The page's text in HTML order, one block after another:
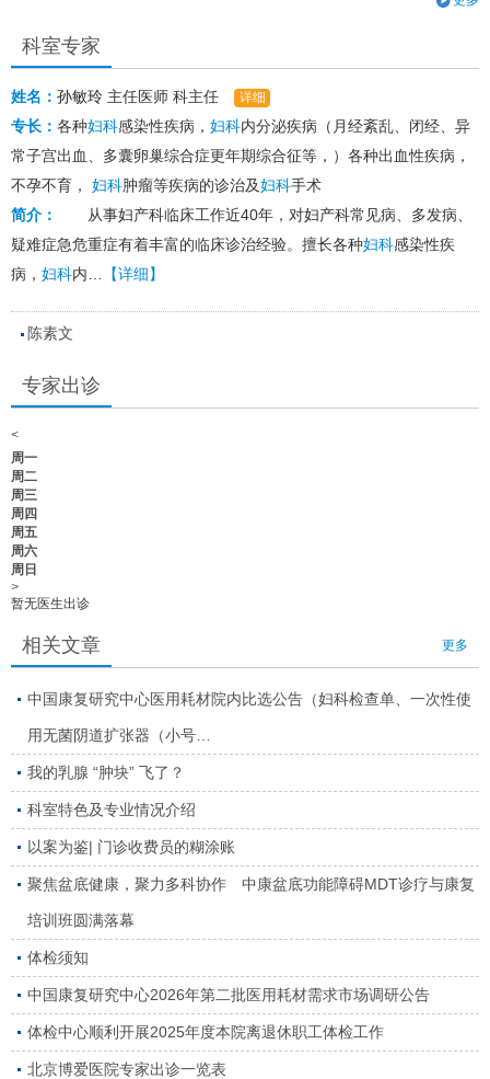
科室专家
姓名： 孙敏玲 主任医师 科主任 详细
专长： 各种妇科感染性疾病， 妇科内分泌疾病（月经紊乱、闭经、异
常子宫出血、多囊卵巢综合症更年期综合征等，）各种出血性疾病，
不孕不育， 妇科肿瘤等疾病的诊治及妇科手术
简介：
从事妇产科临床工作近40年，对妇产科常见病、多发病、
疑难症急危重症有着丰富的临床诊治经验。擅长各种妇科感染性疾
病， 妇科内… 【详细】
陈素文
专家出诊
<
周一
周二
周三
周四
周五
周六
周日
>
暂无医生出诊
更多
相关文章
中国康复研究中心医用耗材院内比选公告（妇科检查单、一次性使
用无菌阴道扩张器（小号…
我的乳腺 “肿块” 飞了？
科室特色及专业情况介绍
以案为鉴| 门诊收费员的糊涂账
聚焦盆底健康，聚力多科协作 中康盆底功能障碍MDT诊疗与康复
培训班圆满落幕
体检须知
中国康复研究中心2026年第二批医用耗材需求市场调研公告
体检中心顺利开展2025年度本院离退休职工体检工作
北京博爱医院专家出诊一览表